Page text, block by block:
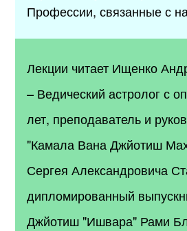
Профессии, связанные с
Лекции читает Ищенко
– Ведический астролог с
лет, преподаватель и
"Камала Вана Джйотиш
Сергея Александровича
дипломированный
Джйотиш "Ишвара" Рами